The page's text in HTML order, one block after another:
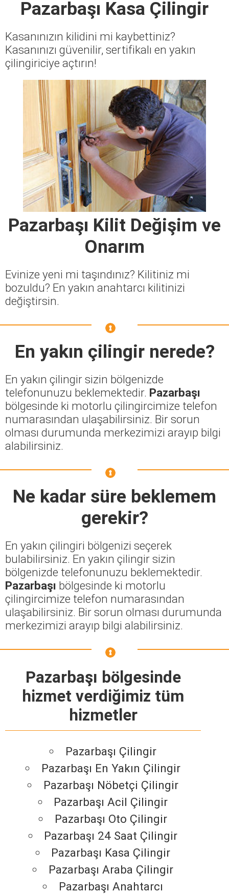
Pazarbaşı Kasa Çilingir
Kasanınızın kilidini mi kaybettiniz?
Kasanınızı güvenilir, sertifikalı en yakın
çilingiriciye açtırın!
Pazarbaşı Kilit Değişim ve
Onarım
Evinize yeni mi taşındınız? Kilitiniz mi
bozuldu? En yakın anahtarcı kilitinizi
değiştirsin.
En yakın çilingir nerede?
En yakın çilingir sizin bölgenizde
telefonunuzu beklemektedir. Pazarbaşı
bölgesinde ki motorlu çilingircimize telefon
numarasından ulaşabilirsiniz. Bir sorun
olması durumunda merkezimizi arayıp bilgi
alabilirsiniz.
Ne kadar süre beklemem
gerekir?
En yakın çilingiri bölgenizi seçerek
bulabilirsiniz. En yakın çilingir sizin
bölgenizde telefonunuzu beklemektedir.
Pazarbaşı bölgesinde ki motorlu
çilingircimize telefon numarasından
ulaşabilirsiniz. Bir sorun olması durumunda
merkezimizi arayıp bilgi alabilirsiniz.
Pazarbaşı bölgesinde
hizmet verdiğimiz tüm
hizmetler
Pazarbaşı Çilingir
Pazarbaşı En Yakın Çilingir
Pazarbaşı Nöbetçi Çilingir
Pazarbaşı Acil Çilingir
Pazarbaşı Oto Çilingir
Pazarbaşı 24 Saat Çilingir
Pazarbaşı Kasa Çilingir
Pazarbaşı Araba Çilingir
Pazarbaşı Anahtarcı